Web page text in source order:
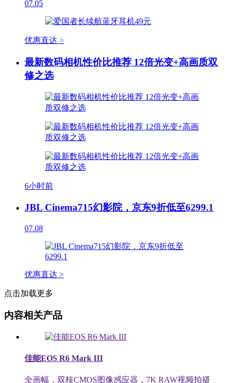
07.05
优惠直达 >
最新数码相机性价比推荐 12倍光变+高画质双
修之选
6小时前
JBL Cinema715幻影院，京东9折低至6299.1
07.08
优惠直达 >
点击加载更多
内容相关产品
佳能EOS R6 Mark III
全画幅，双核CMOS图像感应器，7K RAW视频拍摄